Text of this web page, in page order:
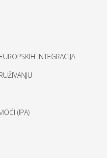
INTEGRACIJA
(IPA)